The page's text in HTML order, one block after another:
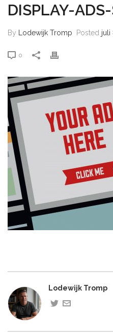
DISPLAY-
By Lodewijk Tromp Posted juli
0
Lodewijk Tromp